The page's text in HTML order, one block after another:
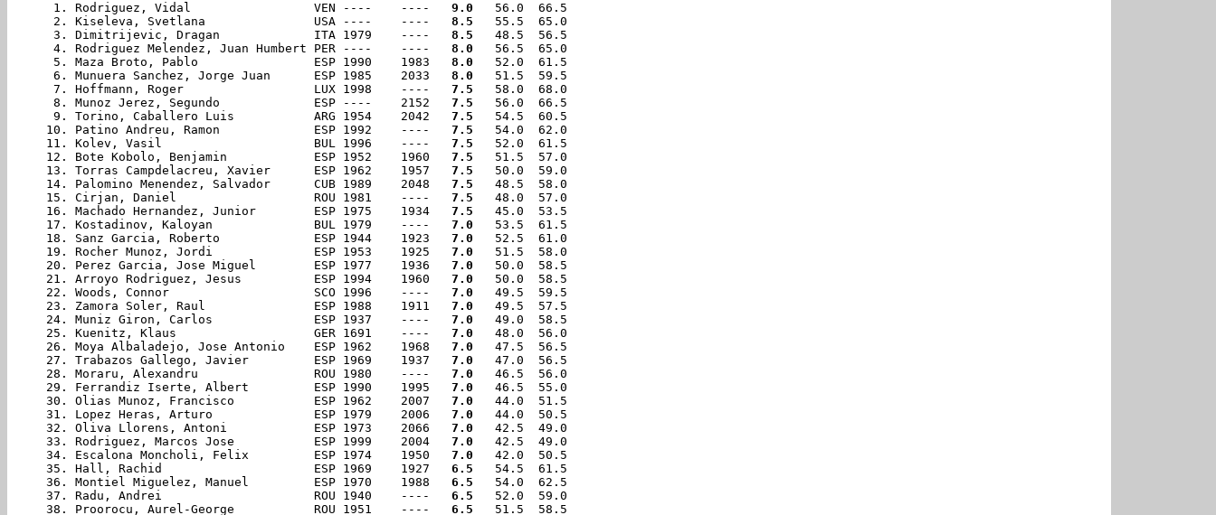
  1. Rodriguez, Vidal                 VEN ----    ----
9.0
   56.0  66.5
  2. Kiseleva, Svetlana               USA ----    ----
8.5
   55.5  65.0
  3. Dimitrijevic, Dragan             ITA 1979    ----
8.5
   48.5  56.5
  4. Rodriguez Melendez, Juan Humbert PER ----    ----
8.0
   56.5  65.0
  5. Maza Broto, Pablo                ESP 1990    1983
8.0
   52.0  61.5
  6. Munuera Sanchez, Jorge Juan      ESP 1985    2033
8.0
   51.5  59.5
  7. Hoffmann, Roger                  LUX 1998    ----
7.5
   58.0  68.0
  8. Munoz Jerez, Segundo             ESP ----    2152
7.5
   56.0  66.5
  9. Torino, Caballero Luis           ARG 1954    2042
7.5
   54.5  60.5
10. Patino Andreu, Ramon             ESP 1992    ---- 7.5
   54.0  62.0
11. Kolev, Vasil                     BUL 1996    ---- 7.5
   52.0  61.5
12. Bote Kobolo, Benjamin            ESP 1952    1960 7.5
   51.5  57.0
13. Torras Campdelacreu, Xavier      ESP 1962    1957 7.5
   50.0  59.0
14. Palomino Menendez, Salvador      CUB 1989    2048 7.5
   48.5  58.0
15. Cirjan, Daniel                   ROU 1981    ---- 7.5
   48.0  57.0
16. Machado Hernandez, Junior        ESP 1975    1934 7.5
   45.0  53.5
17. Kostadinov, Kaloyan              BUL 1979    ---- 7.0
   53.5  61.5
18. Sanz Garcia, Roberto             ESP 1944    1923 7.0
   52.5  61.0
19. Rocher Munoz, Jordi              ESP 1953    1925 7.0
   51.5  58.0
20. Perez Garcia, Jose Miguel        ESP 1977    1936 7.0
   50.0  58.5
21. Arroyo Rodriguez, Jesus          ESP 1994    1960 7.0
   50.0  58.5
22. Woods, Connor                    SCO 1996    ---- 7.0
   49.5  59.5
23. Zamora Soler, Raul               ESP 1988    1911 7.0
   49.5  57.5
24. Muniz Giron, Carlos              ESP 1937    ---- 7.0
   49.0  58.5
25. Kuenitz, Klaus                   GER 1691    ---- 7.0
   48.0  56.0
26. Moya Albaladejo, Jose Antonio    ESP 1962    1968 7.0
   47.5  56.5
27. Trabazos Gallego, Javier         ESP 1969    1937 7.0
   47.0  56.5
28. Moraru, Alexandru                ROU 1980    ---- 7.0
   46.5  56.0
29. Ferrandiz Iserte, Albert         ESP 1990    1995 7.0
   46.5  55.0
30. Olias Munoz, Francisco           ESP 1962    2007 7.0
   44.0  51.5
31. Lopez Heras, Arturo              ESP 1979    2006 7.0
   44.0  50.5
32. Oliva Llorens, Antoni            ESP 1973    2066 7.0
   42.5  49.0
33. Rodriguez, Marcos Jose           ESP 1999    2004 7.0
   42.5  49.0
34. Escalona Moncholi, Felix         ESP 1974    1950 7.0
   42.0  50.5
35. Hall, Rachid                     ESP 1969    1927 6.5
   54.5  61.5
36. Montiel Miguelez, Manuel         ESP 1970    1988 6.5
   54.0  62.5
37. Radu, Andrei                     ROU 1940    ---- 6.5
   52.0  59.0
38. Proorocu, Aurel-George           ROU 1951    ---- 6.5
   51.5  58.5